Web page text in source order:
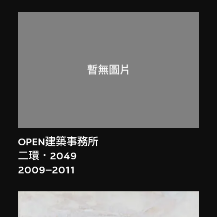
OPEN建築事務所
二環．2049
2009–2011